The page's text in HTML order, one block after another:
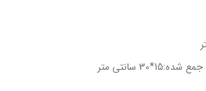
سانتی متر